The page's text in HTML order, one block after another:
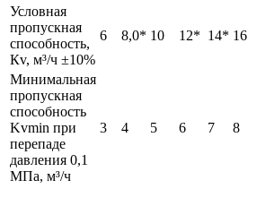
Условная
пропускная
способность,
Кv, м³/ч ±10%
6 8,0* 10 12* 14* 16
Минимальная
пропускная
способность
Kvmin при
перепаде
давления 0,1
МПа, м³/ч
3 4 5 6 7 8